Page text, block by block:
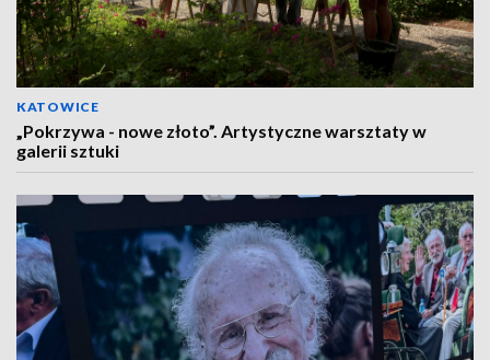
KATOWICE
„Pokrzywa - nowe złoto”. Artystyczne warsztaty w
galerii sztuki